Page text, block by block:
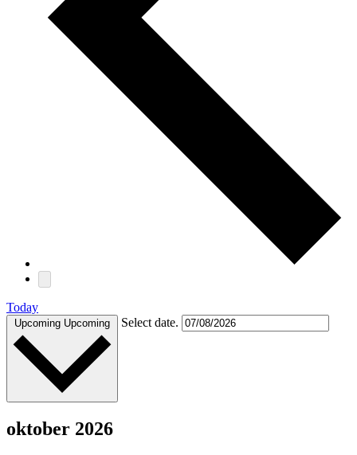
Today
Upcoming Upcoming Select date.
oktober 2026